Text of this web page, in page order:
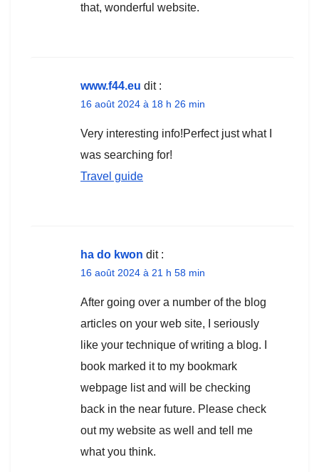
that, wonderful website.
www.f44.eu dit :
16 août 2024 à 18 h 26 min
Very interesting info!Perfect just what I
was searching for!
Travel guide
ha do kwon dit :
16 août 2024 à 21 h 58 min
After going over a number of the blog
articles on your web site, I seriously
like your technique of writing a blog. I
book marked it to my bookmark
webpage list and will be checking
back in the near future. Please check
out my website as well and tell me
what you think.